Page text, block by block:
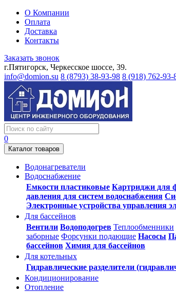
О Компании
Оплата
Доставка
Контакты
Заказать звонок
г.Пятигорск, Черкесское шоссе, 39.
info@domion.su 8 (8793) 38-93-98 8 (918) 762-93-
0
Каталог товаров
Водонагреватели
Водоснабжение
Емкости пластиковые Картриджи для
давления для систем водоснабжения
Электронные устройства управления
Для бассейнов
Вентили Водоподогрев Теплообменники
заборные Форсунки подающие Насосы
бассейнов Химия для бассейнов
Для котельных
Гидравлические разделители
Кондиционирование
Отопление